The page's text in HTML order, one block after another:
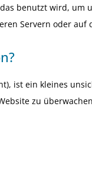
benutzt wird,
Servern oder auf
ist ein kleines
zu